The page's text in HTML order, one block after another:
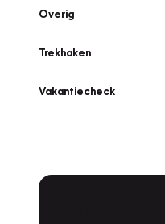
Overig
Trekhaken
Vakantiecheck